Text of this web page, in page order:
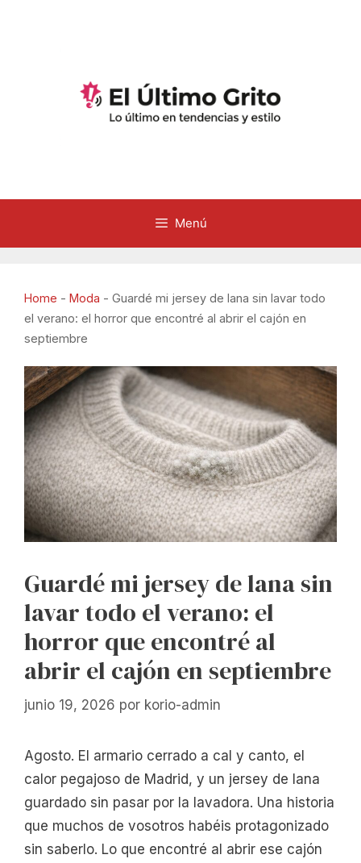
Menú
Home - Moda - Guardé mi jersey de lana sin lavar todo
el verano: el horror que encontré al abrir el cajón en
septiembre
Guardé mi jersey de lana sin
lavar todo el verano: el
horror que encontré al
abrir el cajón en septiembre
junio 19, 2026 por korio-admin
Agosto. El armario cerrado a cal y canto, el
calor pegajoso de Madrid, y un jersey de lana
guardado sin pasar por la lavadora. Una historia
que muchos de vosotros habéis protagonizado
sin saberlo. Lo que encontré al abrir ese cajón